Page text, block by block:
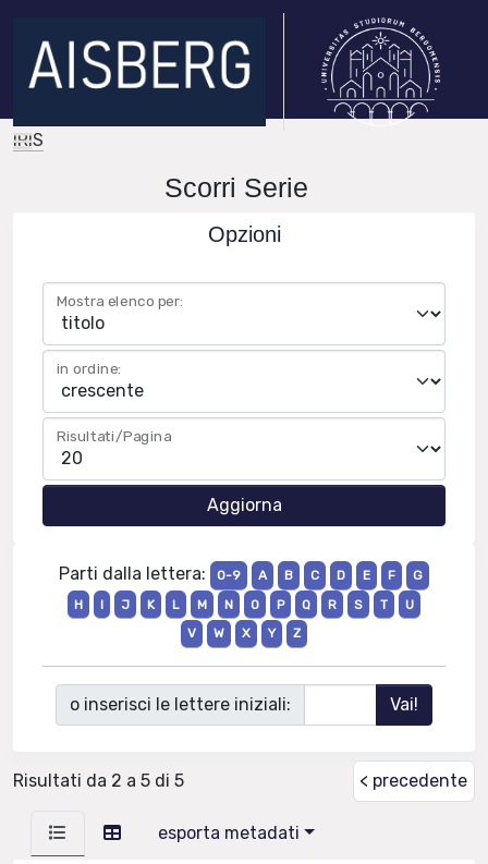
IRIS
Scorri Serie
Opzioni
Mostra elenco per:
in ordine:
Risultati/Pagina
Parti dalla lettera: 0-9 A B C D E F
G
H
I J K L M N O P Q R S T
U
V
W X Y Z
o inserisci le lettere iniziali:
Risultati da 2 a 5 di 5 < precedente
esporta metadati